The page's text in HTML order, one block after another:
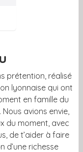
prétention, réalisé
lyonnaise qui ont
en famille du
avions envie,
du moment, avec
de t’aider à faire
d’une richesse